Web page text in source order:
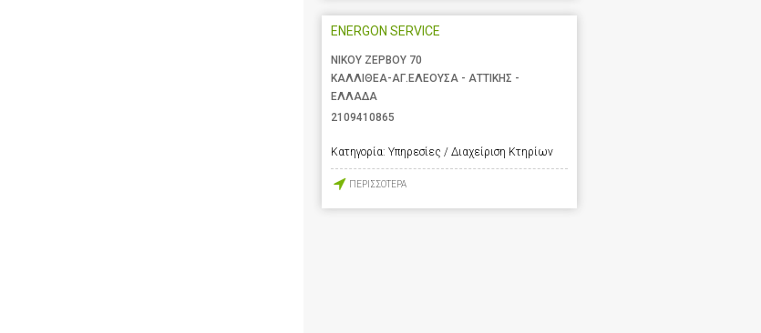
ENERGON SERVICE
ΝΙΚΟΥ ΖΕΡΒΟΥ 70
ΚΑΛΛΙΘΕΑ-ΑΓ.ΕΛΕΟΥΣΑ - ΑΤΤΙΚΗΣ -
ΕΛΛΑΔΑ
2109410865
Κατηγορία: Υπηρεσίες / Διαχείριση Κτηρίων
ΠΕΡΙΣΣΟΤΕΡΑ